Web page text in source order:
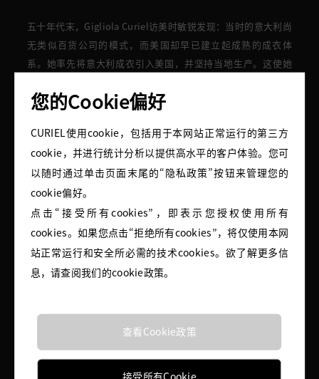
五十年代末，Gigliola Curiel 访美时敏锐发现： 当时的 意大利尚
无类似 百货公司的 模式， 而 美国 却早 已建立起成熟的成衣体
系。她率先将意大利成衣引入美国，并坚持当地生产。 这使她
Goodman百货设计独家系列的意大利设计师
您的Cookie偏好
CURIEL使用cookie，包括用于本网站正常运行的第三方
cookie，并进行统计分析以提供高水平的客户体验。您可
以随时通过单击页面末尾的“隐私政策”按钮来管理您的
cookie偏好。
点击“接受所有cookies”，即表示您授权使用所有
cookies。如果您点击“拒绝所有cookies”，将仅使用本网
站正常运行和安全所必需的技术cookies。欲了解更多信
息，请查阅我们的cookie政策。
查看Cookie政策
接受所有Cookie